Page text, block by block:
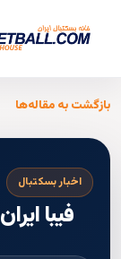
بازگشت به مقاله‌ها
اخبار بسکتبال
فیبا